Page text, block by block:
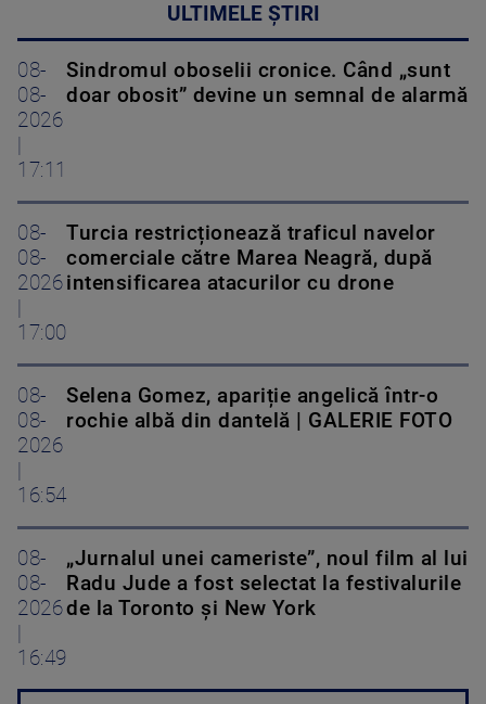
ULTIMELE ȘTIRI
08-
08-
2026
17:11
Sindromul oboselii cronice. Când „sunt
doar obosit” devine un semnal de alarmă
08-
08-
2026
17:00
Turcia restricționează traficul navelor
comerciale către Marea Neagră, după
intensificarea atacurilor cu drone
08-
08-
2026
16:54
Selena Gomez, apariție angelică într-o
rochie albă din dantelă | GALERIE FOTO
08-
08-
2026
16:49
„Jurnalul unei cameriste”, noul film al lui
Radu Jude a fost selectat la festivalurile
de la Toronto și New York